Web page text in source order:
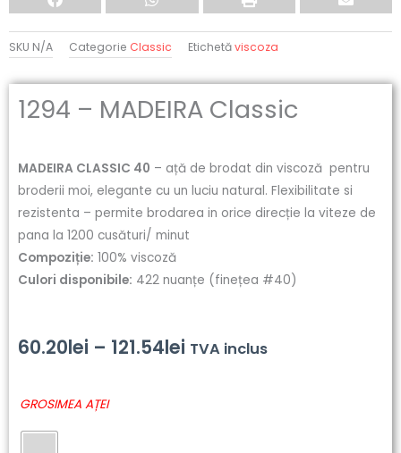
SKU N/A Categorie Classic Etichetăviscoza
1294 – MADEIRA Classic
MADEIRA CLASSIC 40 – ață de brodat din viscoză pentru
broderii moi, elegante cu un luciu natural. Flexibilitate si
rezistenta – permite brodarea in orice direcție la viteze de
pana la 1200 cusături/ minut
Compoziție: 100% viscoză
Culori disponibile: 422 nuanțe (finețea #40)
60.20lei – 121.54lei Interval
TVA inclus
GROSIMEA AȚEI
Cantitate